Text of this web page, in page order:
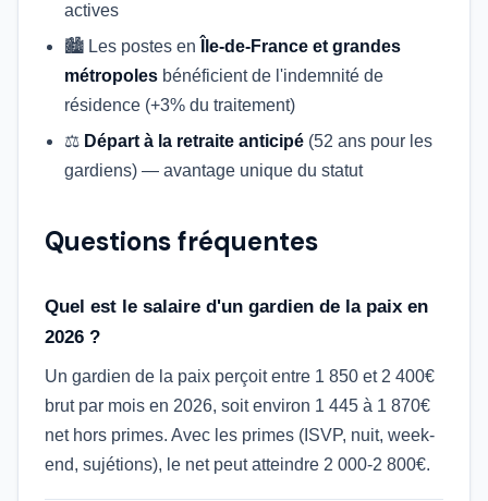
actives
🏙️ Les postes en
Île-de-France et grandes
métropoles bénéficient de l'indemnité de
résidence (+3% du traitement)
⚖️ Départ à la retraite anticipé (52 ans pour les
gardiens) — avantage unique du statut
Questions fréquentes
Quel est le salaire d'un gardien de la paix en
2026 ?
Un gardien de la paix perçoit entre 1 850 et 2 400€
brut par mois en 2026, soit environ 1 445 à 1 870€
net hors primes. Avec les primes (ISVP, nuit, week-
end, sujétions), le net peut atteindre 2 000-2 800€.